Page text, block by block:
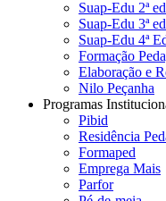
Suap-Edu 2ª
Suap-Edu 3ª
Suap-Edu 4ª
Formação
Elaboração e
Nilo Peçanha
Programas
Pibid
Residência
Formaped
Emprega Mais
Parfor